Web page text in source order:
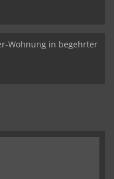
Wohnung in begehrter